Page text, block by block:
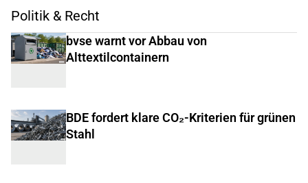
Politik & Recht
bvse warnt vor Abbau von
Alttextilcontainern
BDE fordert klare CO₂-Kriterien für grünen
Stahl